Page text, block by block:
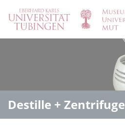
Destille + Zentrifuge